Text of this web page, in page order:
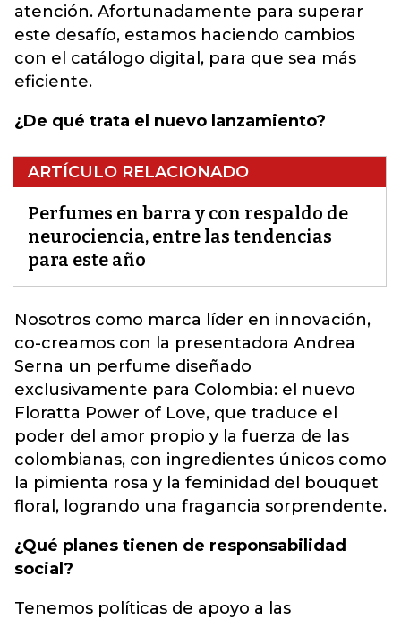
atención. Afortunadamente para superar
este desafío, estamos haciendo cambios
con el catálogo digital, para que sea más
eficiente.
¿De qué trata el nuevo lanzamiento?
ARTÍCULO RELACIONADO
Perfumes en barra y con respaldo de
neurociencia, entre las tendencias
para este año
Nosotros como marca líder en innovación,
co-creamos con la presentadora Andrea
Serna un perfume diseñado
exclusivamente para Colombia: el nuevo
Floratta Power of Love, que traduce el
poder del amor propio y la fuerza de las
colombianas, con ingredientes únicos como
la pimienta rosa y la feminidad del bouquet
floral, logrando una fragancia sorprendente.
¿Qué planes tienen de responsabilidad
social?
Tenemos políticas de apoyo a las